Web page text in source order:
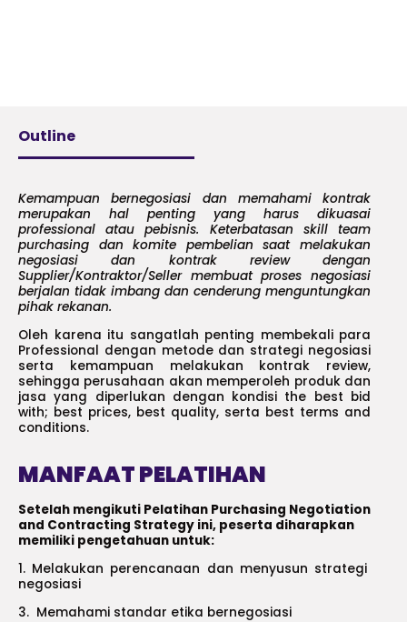
Outline
Kemampuan bernegosiasi dan memahami kontrak
merupakan hal penting yang harus dikuasai
professional atau pebisnis. Keterbatasan skill team
purchasing dan komite pembelian saat melakukan
negosiasi dan kontrak review dengan
Supplier/Kontraktor/Seller membuat proses negosiasi
berjalan tidak imbang dan cenderung menguntungkan
pihak rekanan.
Oleh karena itu sangatlah penting membekali para
Professional dengan metode dan strategi negosiasi
serta kemampuan melakukan kontrak review,
sehingga perusahaan akan memperoleh produk dan
jasa yang diperlukan dengan kondisi the best bid
with; best prices, best quality, serta best terms and
conditions.
MANFAAT PELATIHAN
Setelah mengikuti Pelatihan Purchasing Negotiation
and Contracting Strategy ini, peserta diharapkan
memiliki pengetahuan untuk:
1. Melakukan perencanaan dan menyusun strategi
negosiasi
3. Memahami standar etika bernegosiasi